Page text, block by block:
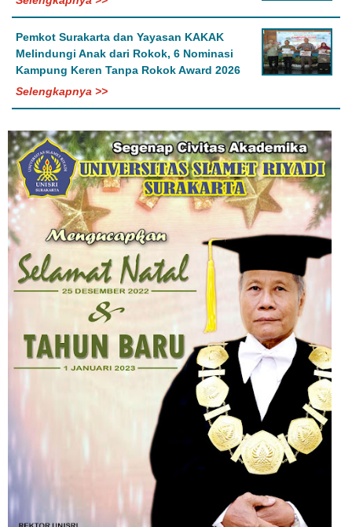
Pemkot Surakarta dan Yayasan KAKAK
Melindungi Anak dari Rokok, 6 Nominasi
Kampung Keren Tanpa Rokok Award 2026
Selengkapnya >>